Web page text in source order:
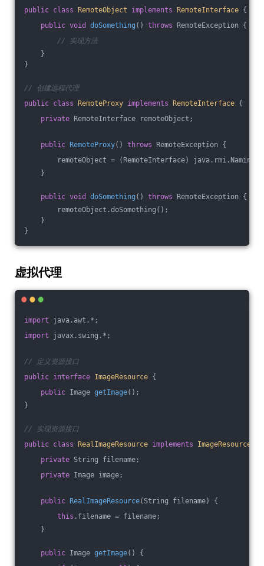
public class RemoteObject implements RemoteInterface {
public void doSomething () throws RemoteException {
// 实现方法
}
}
// 创建远程代理
public class RemoteProxy implements RemoteInterface {
private RemoteInterface remoteObject;
public RemoteProxy() throws RemoteException {
remoteObject = (RemoteInterface)
}
public void doSomething () throws RemoteException {
remoteObject.doSomething();
}
}
虚拟代理
import java.awt.*;
import javax.swing.*;
// 定义资源接口
public interface ImageResource {
public Image getImage() ;
}
// 实现资源接口
public class RealImageResource implements ImageResource
private String filename;
private Image image;
public RealImageResource(String filename)
{
this .filename = filename;
}
public Image getImage()
{